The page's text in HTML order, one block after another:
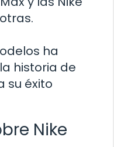
ha
historia de
su éxito
Nike